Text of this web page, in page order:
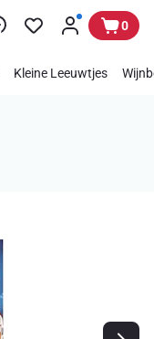
0
Kleine Leeuwtjes